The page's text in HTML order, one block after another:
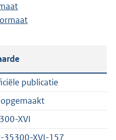
e
a
n
d
s
g
r
a
n
d
s
g
publicatie
XVI
35300-XVI-157